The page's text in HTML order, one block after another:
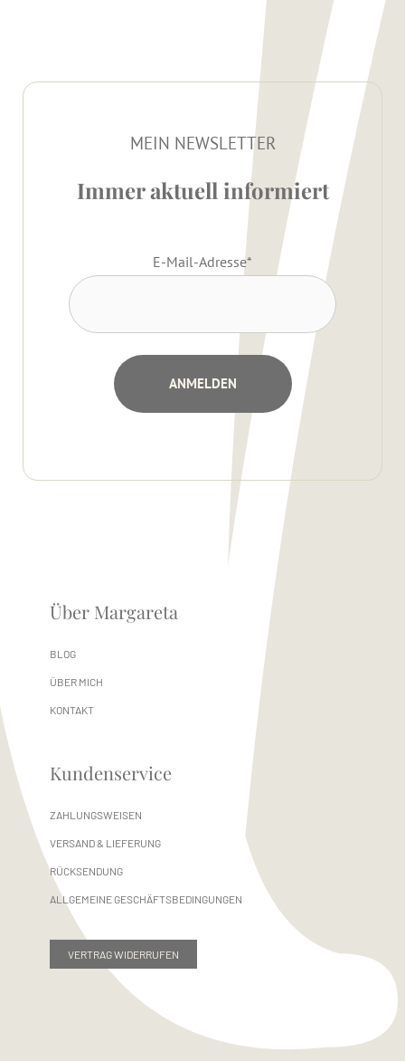
MEIN NEWSLETTER
Immer aktuell informiert
E-Mail-Adresse*
Über Margareta
BLOG
ÜBER MICH
KONTAKT
Kundenservice
ZAHLUNGSWEISEN
VERSAND & LIEFERUNG
RÜCKSENDUNG
ALLGEMEINE GESCHÄFTSBEDINGUNGEN
VERTRAG WIDERRUFEN